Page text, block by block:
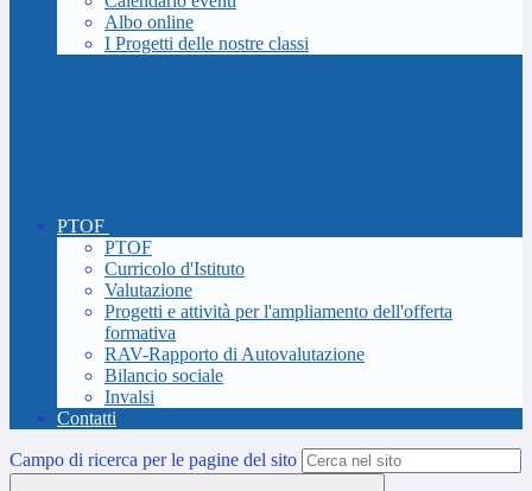
Albo online
I Progetti delle nostre classi
PTOF
PTOF
Curricolo d'Istituto
Valutazione
Progetti e attività per l'ampliamento dell'offerta
formativa
RAV-Rapporto di Autovalutazione
Bilancio sociale
Invalsi
Contatti
Campo di ricerca per le pagine del sito